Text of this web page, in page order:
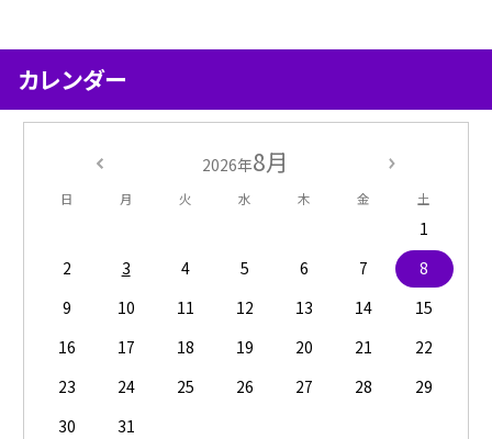
カレンダー
2026年8月
日 月 火 水 木 金 土
1
2
3 4 5 6 7
8
9
10 11 12 13 14
15
16
17 18 19 20 21
22
23
24 25 26 27 28
29
30
31